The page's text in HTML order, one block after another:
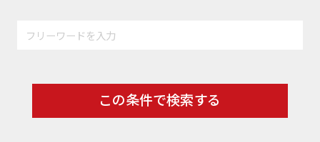
会社概要
この条件で検索する